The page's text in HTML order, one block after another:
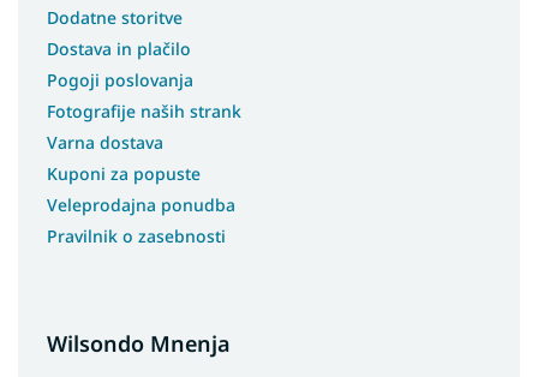
Dodatne storitve
Dostava in plačilo
Pogoji poslovanja
Fotografije naših strank
Varna dostava
Kuponi za popuste
Veleprodajna ponudba
Pravilnik o zasebnosti
Wilsondo Mnenja